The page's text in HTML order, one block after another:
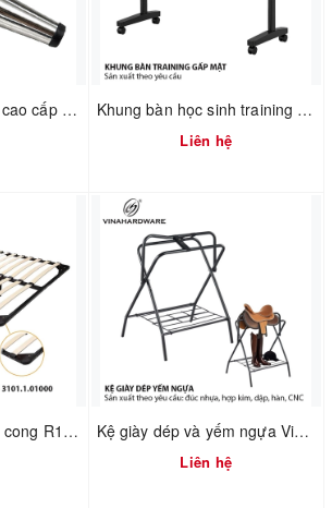
Chân sofa inox 304 cao cấp 2100.1.01182 Khung bàn học sinh training gấp mặt xếp gọn có hộc bàn Vinahardware - 2300.1.07409
Liên hệ
Giát vạt giường nan cong R1000XD2000mm – Mã 3101.1.01000 Kệ giày dép và yếm ngựa Vinahardware 2302.1.64006
Liên hệ